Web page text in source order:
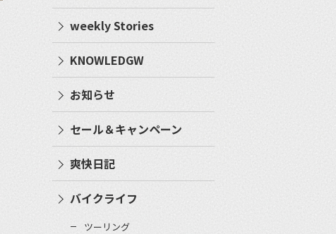
weekly Stories
KNOWLEDGW
お知らせ
セール＆キャンペーン
爽快日記
バイクライフ
ツーリング